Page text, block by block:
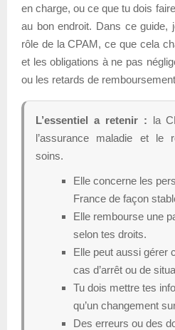
en charge, ou ce que tu dois
au bon endroit. Dans ce guide,
rôle de la CPAM, ce que cela
et les obligations à ne pas
ou les retards de
L’essentiel a retenir : la
l’assurance maladie et le
soins.
Elle concerne les
France de façon
Elle rembourse une
selon tes droits.
Elle peut aussi gérer
cas d’arrêt ou de
Tu dois mettre tes
qu’un changement
Des erreurs ou des